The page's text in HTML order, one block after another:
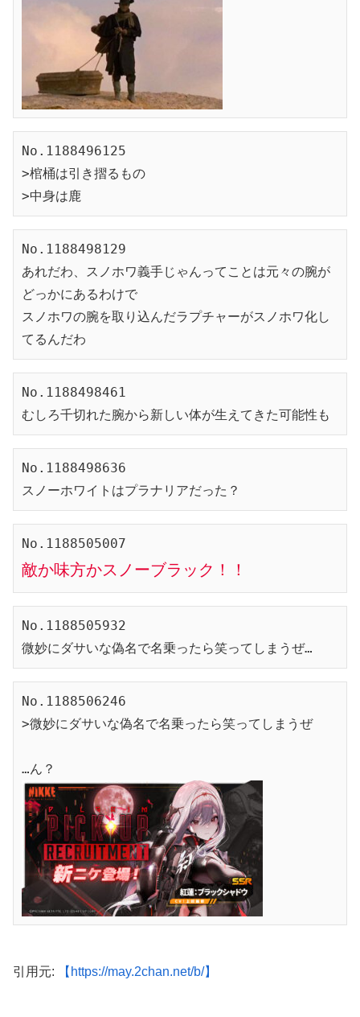
No.1188496125
>棺桶は引き摺るもの
>中身は鹿
No.1188498129
あれだわ、スノホワ義手じゃんってことは元々の腕が
どっかにあるわけで
スノホワの腕を取り込んだラプチャーがスノホワ化し
てるんだわ
No.1188498461
むしろ千切れた腕から新しい体が生えてきた可能性も
No.1188498636
スノーホワイトはプラナリアだった？
敵か味方かスノーブラック！！
No.1188505932
微妙にダサいな偽名で名乗ったら笑ってしまうぜ…
No.1188506246
>微妙にダサいな偽名で名乗ったら笑ってしまうぜ
引用元: 【https://may.2chan.net/b/】